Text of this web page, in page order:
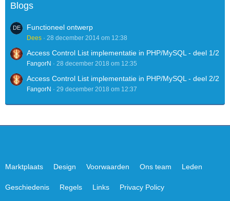
Blogs
Functioneel ontwerp
Dees 28 december 2014 om 12:38
Access Control List implementatie in PHP/MySQL - deel 1/2
FangorN 28 december 2018 om 12:35
Access Control List implementatie in PHP/MySQL - deel 2/2
FangorN 29 december 2018 om 12:37
Marktplaats Design Voorwaarden Ons team Leden
Geschiedenis Regels Links Privacy Policy